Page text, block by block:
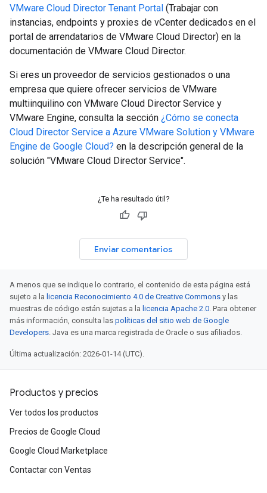
VMware Cloud Director Tenant Portal (Trabajar con
instancias, endpoints y proxies de vCenter dedicados en el
portal de arrendatarios de VMware Cloud Director) en la
documentación de VMware Cloud Director.
Si eres un proveedor de servicios gestionados o una
empresa que quiere ofrecer servicios de VMware
multiinquilino con VMware Cloud Director Service y
VMware Engine, consulta la sección ¿Cómo se conecta
Cloud Director Service a Azure VMware Solution y VMware
Engine de Google Cloud? en la descripción general de la
solución "VMware Cloud Director Service".
¿Te ha resultado útil?
Enviar comentarios
A menos que se indique lo contrario, el contenido de esta página está
sujeto a la licencia Reconocimiento 4.0 de Creative Commons y las
muestras de código están sujetas a la licencia Apache 2.0. Para obtener
más información, consulta las políticas del sitio web de Google
Developers. Java es una marca registrada de Oracle o sus afiliados.
Última actualización: 2026-01-14 (UTC).
Productos y precios
Ver todos los productos
Precios de Google Cloud
Google Cloud Marketplace
Contactar con Ventas